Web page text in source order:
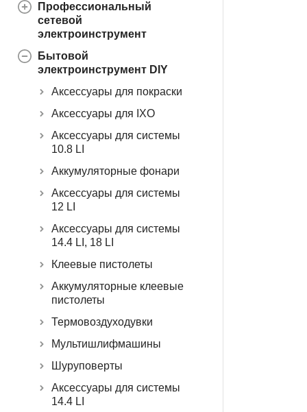
Профессиональный
сетевой
электроинструмент
Бытовой
электроинструмент DIY
Аксессуары для покраски
Аксессуары для IXO
Аксессуары для системы
10.8 LI
Аккумуляторные фонари
Аксессуары для системы
12 LI
Аксессуары для системы
14.4 LI, 18 LI
Клеевые пистолеты
Аккумуляторные клеевые
пистолеты
Термовоздуходувки
Мультишлифмашины
Шуруповерты
Аксессуары для системы
14.4 LI